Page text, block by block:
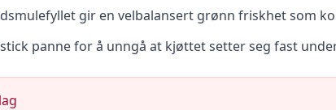
gir en velbalansert grønn friskhet som
panne for å unngå at kjøttet setter seg fast